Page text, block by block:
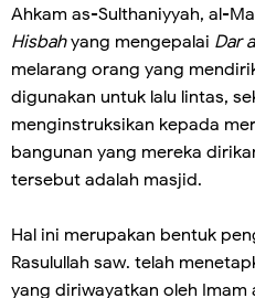
Ahkam as-Sulthaniyyah, al-
Hisbahyang mengepalai Dar
melarang orang yang
digunakan untuk lalu lintas,
menginstruksikan kepada
bangunan yang mereka
tersebut adalah masjid.
Hal ini merupakan bentuk
Rasulullah saw. telah
yang diriwayatkan oleh